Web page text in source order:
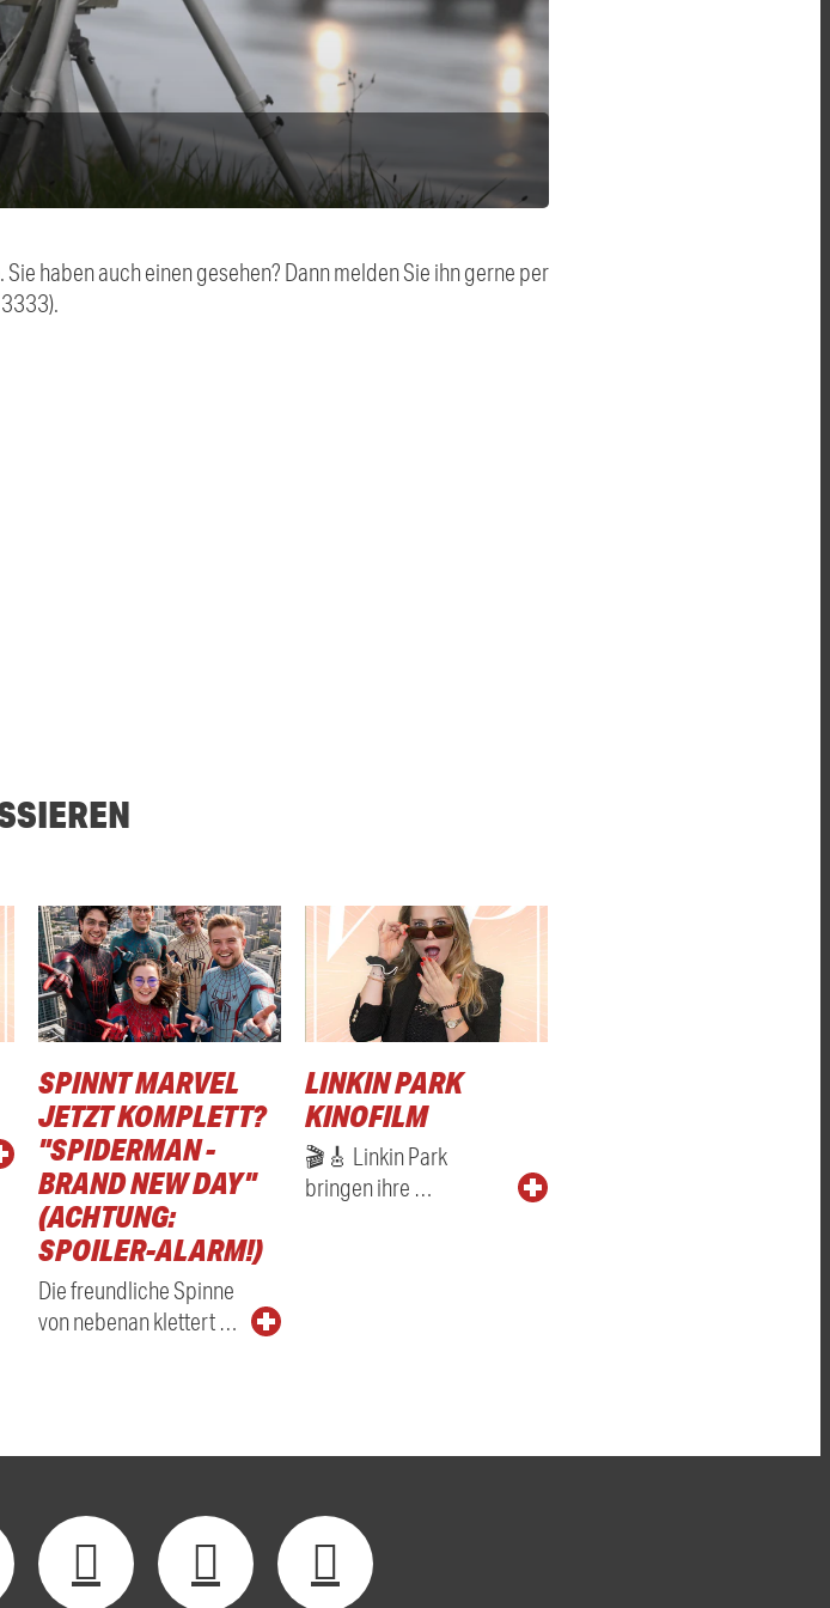
haben auch einen gesehen? Dann melden Sie ihn gerne per
SPINNT MARVEL
JETZT KOMPLETT?
"SPIDERMAN -
BRAND NEW DAY"
(ACHTUNG:
SPOILER-ALARM!)
Die freundliche Spinne
von nebenan klettert …
LINKIN PARK
KINOFILM
🎬🎸 Linkin Park
bringen ihre …